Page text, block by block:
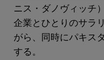
ニス・ダノヴィッチ
企業とひとりのサラ
がら、同時にパキス
する。